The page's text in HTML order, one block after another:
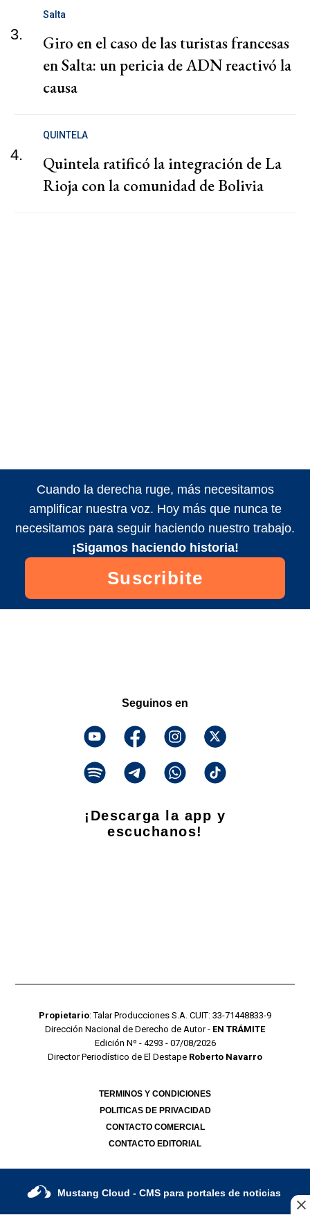
3.
Salta
Giro en el caso de las turistas francesas
en Salta: un pericia de ADN reactivó la
causa
4.
QUINTELA
Quintela ratificó la integración de La
Rioja con la comunidad de Bolivia
Cuando la derecha ruge, más necesitamos
amplificar nuestra voz. Hoy más que nunca te
necesitamos para seguir haciendo nuestro trabajo.
¡Sigamos haciendo historia!
Suscribite
Seguinos en
¡Descarga la app y
escuchanos!
Propietario: Talar Producciones S.A. CUIT: 33-71448833-9
Dirección Nacional de Derecho de Autor - EN TRÁMITE
Edición Nº - 4293 - 07/08/2026
Director Periodístico de El Destape Roberto Navarro
TERMINOS Y CONDICIONES
POLITICAS DE PRIVACIDAD
CONTACTO COMERCIAL
CONTACTO EDITORIAL
Mustang Cloud - CMS para portales de noticias